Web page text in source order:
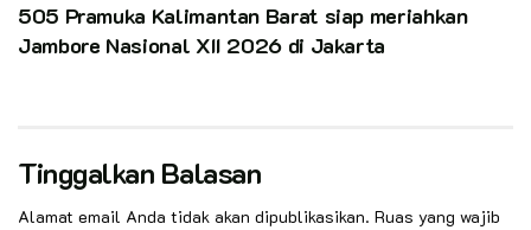
505 Pramuka Kalimantan Barat siap meriahkan
Jambore Nasional XII 2026 di Jakarta
Tinggalkan Balasan
Alamat email Anda tidak akan dipublikasikan. Ruas yang wajib